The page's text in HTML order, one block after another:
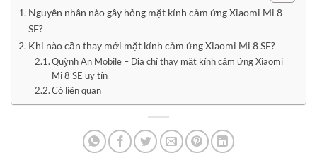
Nguyên nhân nào gây hỏng mặt kính cảm ứng Xiaomi Mi 8
SE?
Khi nào cần thay mới mặt kính cảm ứng Xiaomi Mi 8 SE?
Quỳnh An Mobile – Địa chỉ thay mặt kính cảm ứng Xiaomi
Mi 8 SE uy tín
Có liên quan